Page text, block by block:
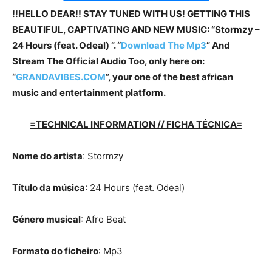
!!HELLO DEAR!! STAY TUNED WITH US! GETTING THIS
BEAUTIFUL, CAPTIVATING AND NEW MUSIC: “Stormzy –
24 Hours (feat. Odeal) ”. “Download The Mp3”And
Stream The Official Audio Too, only here on:
“GRANDAVIBES.COM”, your one of the best african
music and entertainment platform.
=TECHNICAL INFORMATION // FICHA TÉCNICA=
Nome do artista: Stormzy
Título da música: 24 Hours (feat. Odeal)
Género musical: Afro Beat
Formato do ficheiro: Mp3